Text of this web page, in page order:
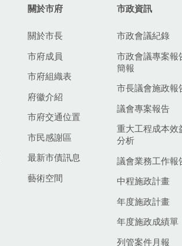
關於市府
關於市長
市府成員
市府組織表
府徽介紹
市府交通位置
市民感謝區
最新市債訊息
藝術空間
市政資訊
市政會議紀錄
市政會議專案報
簡報
市長議會施政報
議會專案報告
重大工程成本效
分析
議會業務工作報
中程施政計畫
年度施政計畫
年度施政成績單
列管案件月報